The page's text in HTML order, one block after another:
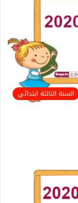
السنة الثالثة ابتدائي